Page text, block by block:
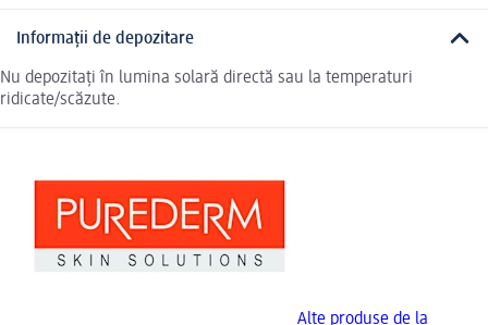
Informații de depozitare
Nu depozitați în lumina solară directă sau la temperaturi
ridicate/scăzute.
Alte produse de la